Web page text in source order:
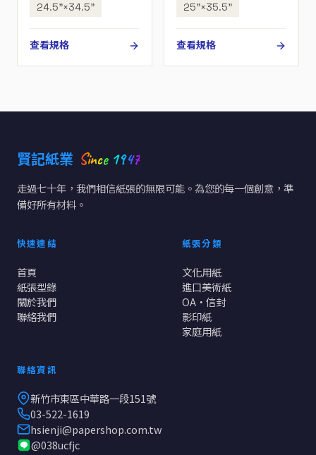
24.5”×34.5”
查看規格
25"×35.5"
查看規格
賢記紙業 Since 1947
走過七十年，我們相信紙張的無限可能。為您的每一個創意，準
備好所有材料。
快速連結
首頁
紙張型錄
關於我們
聯絡我們
紙張分類
文化用紙
進口美術紙
OA・信封
影印紙
家庭用紙
聯絡資訊
新竹市東區中華路一段151號
03-522-1619
hsienji@papershop.com.tw
@038ucfjc